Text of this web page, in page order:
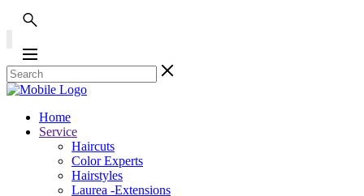
Home
Service
Haircuts
Color Experts
Hairstyles
Laurea -Extensions